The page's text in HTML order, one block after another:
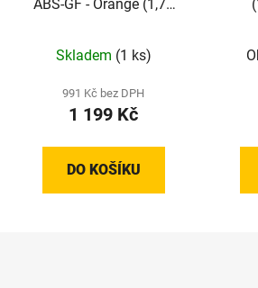
ABS-GF - Orange (1,75
Skladem (1 ks)
991 Kč bez DPH
1 199 Kč
DO KOŠÍKU